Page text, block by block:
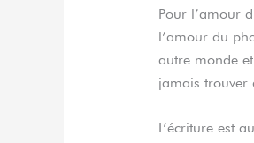
Pour l’amour
l’amour du
autre monde
jamais trouver
L’écriture est